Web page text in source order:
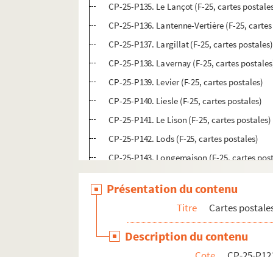
CP-25-P135. Le Lançot (F-25, cartes
CP-25-P136. Lantenne-Vertière (F-25,
CP-25-P137. Largillat (F-25, cartes postales)
CP-25-P138. Lavernay (F-25, cartes
CP-25-P139. Levier (F-25, cartes postales)
CP-25-P140. Liesle (F-25, cartes postales)
CP-25-P141. Le Lison (F-25, cartes postales)
CP-25-P142. Lods (F-25, cartes postales)
CP-25-P143. Longemaison (F-25, cartes
CP-25-P144. Longeville (F-25, cartes
CP-25-P145. Les Longevilles-hautes (F-25,
CP-25-P146. La Loue (source) (F-25, cartes
CP-25-P147. La Loue (vallée) (F-25, cartes
CP-25-P148. Maîche (F-25, cartes postales)
Présentation du contenu
Titre Cartes
Description du contenu